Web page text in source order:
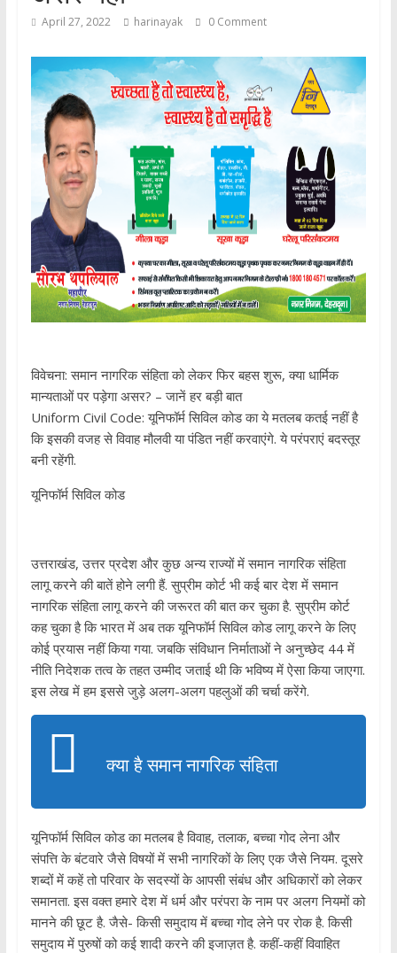
April 27, 2022 harinayak 0 Comment
विवेचना: समान नागरिक संहिता को लेकर फिर बहस शुरू, क्या धार्मिक
मान्यताओं पर पड़ेगा असर? – जानें हर बड़ी बात
Uniform Civil Code: यूनिफॉर्म सिविल कोड का ये मतलब कतई नहीं है
कि इसकी वजह से विवाह मौलवी या पंडित नहीं करवाएंगे. ये परंपराएं बदस्तूर
बनी रहेंगी.
यूनिफॉर्म सिविल कोड
उत्तराखंड, उत्तर प्रदेश और कुछ अन्य राज्यों में समान नागरिक संहिता
लागू करने की बातें होने लगी हैं. सुप्रीम कोर्ट भी कई बार देश में समान
नागरिक संहिता लागू करने की जरूरत की बात कर चुका है. सुप्रीम कोर्ट
कह चुका है कि भारत में अब तक यूनिफॉर्म सिविल कोड लागू करने के लिए
कोई प्रयास नहीं किया गया. जबकि संविधान निर्माताओं ने अनुच्छेद 44 में
नीति निदेशक तत्व के तहत उम्मीद जताई थी कि भविष्य में ऐसा किया जाएगा.
इस लेख में हम इससे जुड़े अलग-अलग पहलुओं की चर्चा करेंगे.
क्या है समान नागरिक संहिता
यूनिफॉर्म सिविल कोड का मतलब है विवाह, तलाक, बच्चा गोद लेना और
संपत्ति के बंटवारे जैसे विषयों में सभी नागरिकों के लिए एक जैसे नियम. दूसरे
शब्दों में कहें तो परिवार के सदस्यों के आपसी संबंध और अधिकारों को लेकर
समानता. इस वक्त हमारे देश में धर्म और परंपरा के नाम पर अलग नियमों को
मानने की छूट है. जैसे- किसी समुदाय में बच्चा गोद लेने पर रोक है. किसी
समुदाय में पुरुषों को कई शादी करने की इजाज़त है. कहीं-कहीं विवाहित